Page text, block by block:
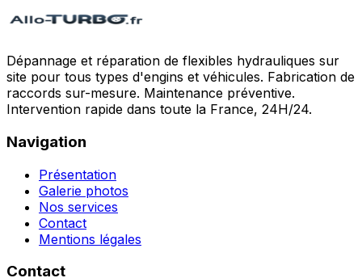
Dépannage et réparation de flexibles hydrauliques sur
site pour tous types d'engins et véhicules. Fabrication de
raccords sur-mesure. Maintenance préventive.
Intervention rapide dans toute la France, 24H/24.
Navigation
Présentation
Galerie photos
Nos services
Contact
Mentions légales
Contact